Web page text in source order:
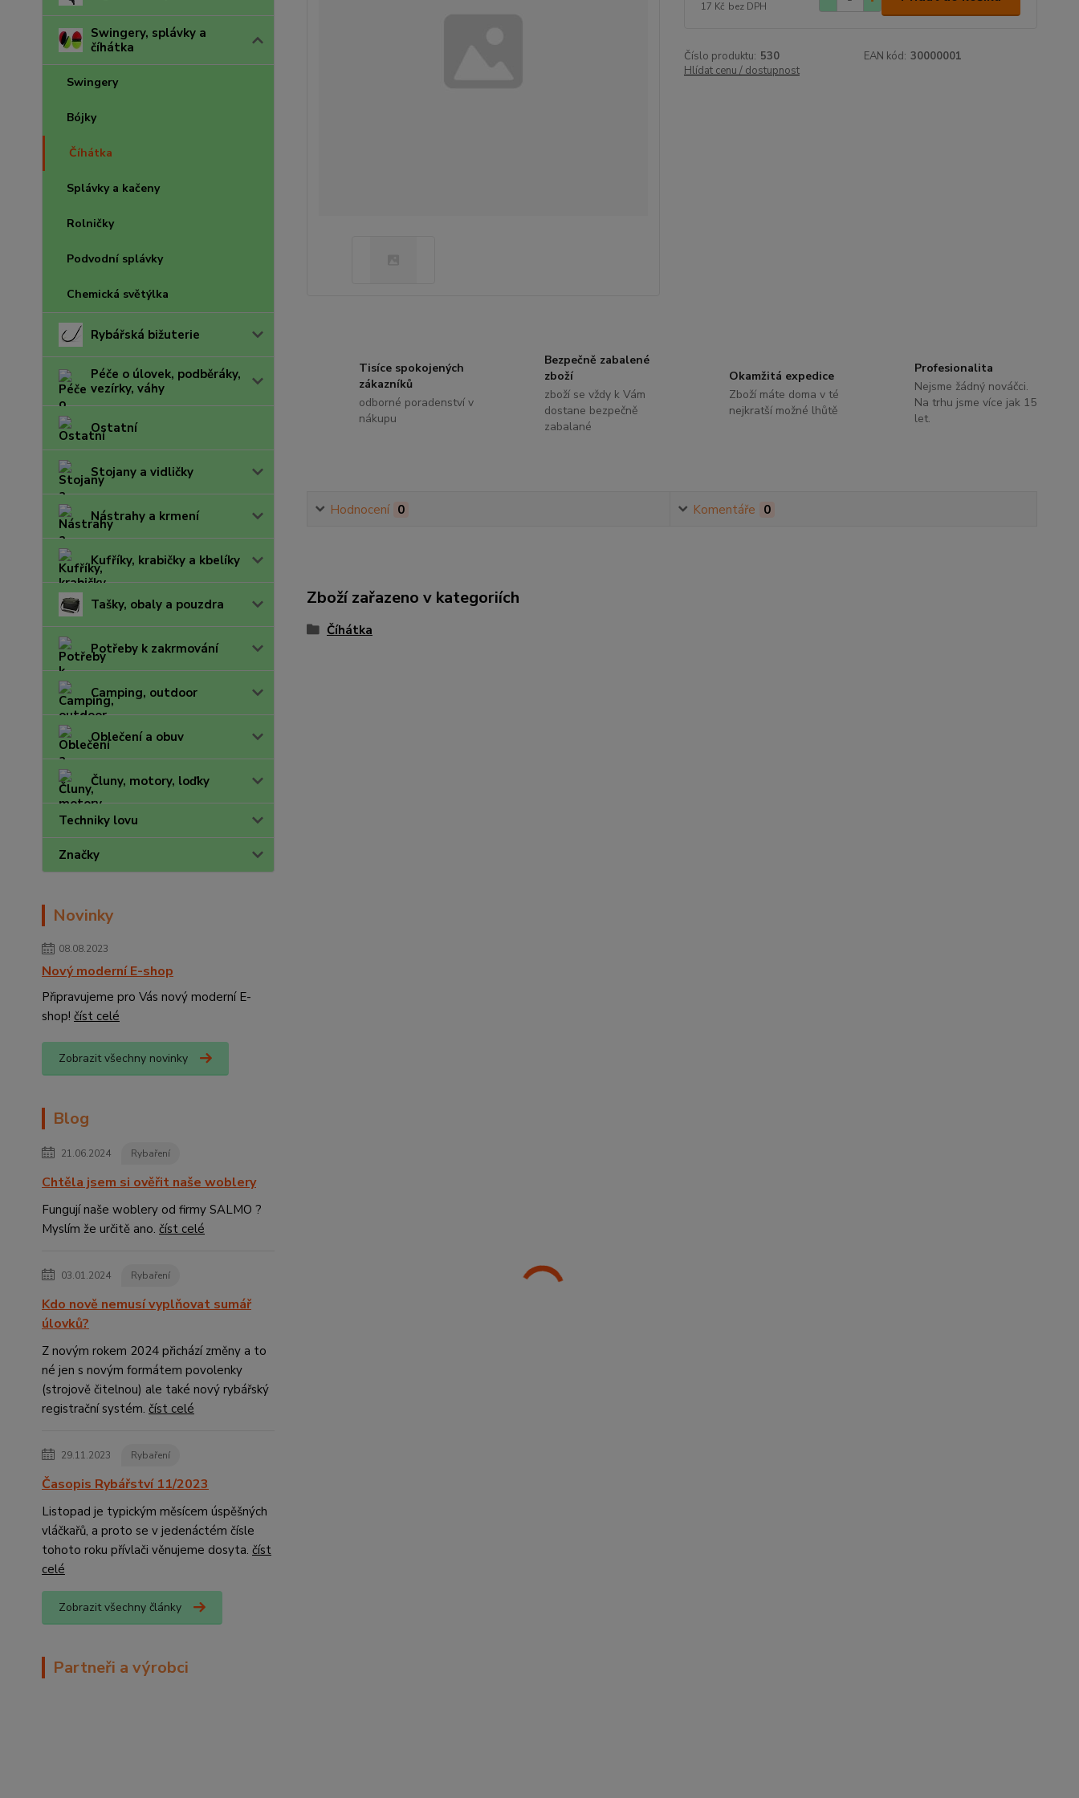
Swingery, splávky a
číhátka
Swingery
Bójky
Číhátka
Splávky a kačeny
Rolničky
Podvodní splávky
Chemická světýlka
Rybářská bižuterie
Péče o úlovek, podběráky,
vezírky, váhy
Ostatní
Stojany a vidličky
Nástrahy a krmení
Kufříky, krabičky a kbelíky
Tašky, obaly a pouzdra
Potřeby k zakrmování
Camping, outdoor
Oblečení a obuv
Čluny, motory, loďky
Techniky lovu
Značky
Novinky
08.08.2023
Nový moderní E-shop
Připravujeme pro Vás nový moderní E-
shop! číst celé
Zobrazit všechny novinky
Blog
21.06.2024 Rybaření
Chtěla jsem si ověřit naše woblery
Fungují naše woblery od firmy SALMO ?
Myslím že určitě ano. číst celé
03.01.2024 Rybaření
Kdo nově nemusí vyplňovat sumář
úlovků?
Z novým rokem 2024 přichází změny a to
né jen s novým formátem povolenky
(strojově čitelnou) ale také nový rybářský
registrační systém. číst celé
29.11.2023 Rybaření
Časopis Rybářství 11/2023
Listopad je typickým měsícem úspěšných
vláčkařů, a proto se v jedenáctém čísle
tohoto roku přívlači věnujeme dosyta. číst
celé
Zobrazit všechny články
Partneři a výrobci
17 Kč bez DPH
Číslo produktu: 530 EAN kód: 30000001
Hlídat cenu / dostupnost
Tisíce spokojených
zákazníků
odborné poradenství v
nákupu
Bezpečně zabalené
zboží
zboží se vždy k Vám
dostane bezpečně
zabalané
Okamžitá expedice
Zboží máte doma v té
nejkratší možné lhůtě
Profesionalita
Nejsme žádný nováčci.
Na trhu jsme více jak 15
let.
Hodnocení 0 Komentáře 0
Zboží zařazeno v kategoriích
Číhátka